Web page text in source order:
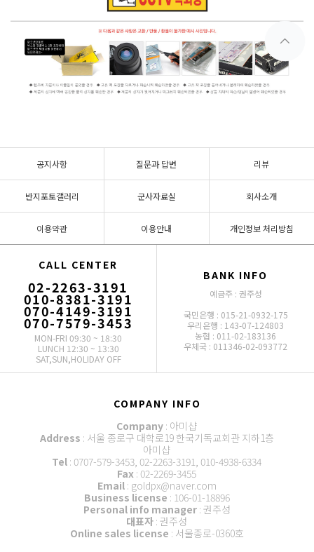
공지사항 질문과 답변 리뷰
반지포토갤러리 군사자료실 회사소개
이용약관 이용안내 개인정보 처리방침
CALL CENTER
02-2263-3191
010-8381-3191
070-4149-3191
070-7579-3453
MON-FRI 09:30 ~ 18:30
LUNCH 12:30 ~ 13:30
SAT,SUN,HOLIDAY OFF
BANK INFO
예금주 : 권주성
국민은행 : 015-21-0932-175
우리은행 : 143-07-124803
농협 : 011-02-183136
우체국 : 011346-02-093772
COMPANY INFO
Company : 아미샵
Address : 서울 종로구 대학로19 한국기독교회관 지하1층
아미샵
Tel : 0707-579-3453, 02-2263-3191, 010-4938-6334
Fax : 02-2269-3455
Email: goldpx@naver.com
Business license : 106-01-18896
Personal info manager: 권주성
대표자 : 권주성
Online sales license : 서울종로-0360호